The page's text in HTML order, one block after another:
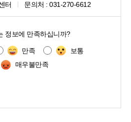
터 문의처 : 031-270-6612
정보에 만족하십니까?
만족
보통
매우불만족